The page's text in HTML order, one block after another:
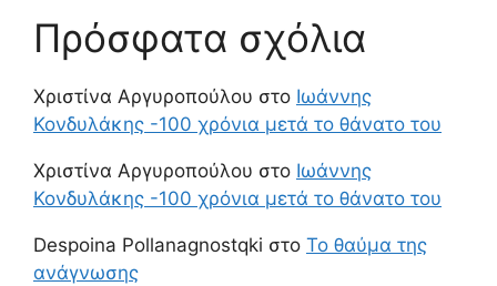
Πρόσφατα σχόλια
Χριστίνα Αργυροπούλου στο Ιωάννης
Κονδυλάκης -100 χρόνια μετά το θάνατο του
Χριστίνα Αργυροπούλου στο Ιωάννης
Κονδυλάκης -100 χρόνια μετά το θάνατο του
Despoina Pollanagnostqki στο Το θαύμα της
ανάγνωσης